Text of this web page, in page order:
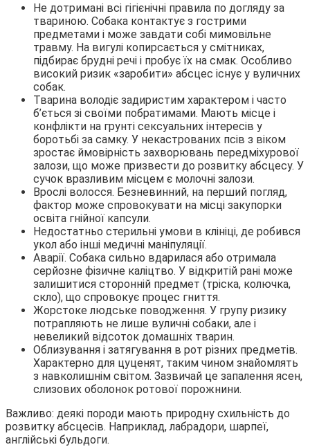
Не дотримані всі гігієнічні правила по догляду за
твариною. Собака контактує з гострими
предметами і може завдати собі мимовільне
травму. На вигулі копирсається у смітниках,
підбирає брудні речі і пробує їх на смак. Особливо
високий ризик «заробити» абсцес існує у вуличних
собак.
Тварина володіє задиристим характером і часто
б’ється зі своїми побратимами. Мають місце і
конфлікти на грунті сексуальних інтересів у
боротьбі за самку. У некастрованих псів з віком
зростає ймовірність захворювань передміхурової
залози, що може призвести до розвитку абсцесу. У
сучок вразливим місцем є молочні залози.
Врослі волосся. Безневинний, на перший погляд,
фактор може спровокувати на місці закупорки
освіта гнійної капсули.
Недостатньо стерильні умови в клініці, де робився
укол або інші медичні маніпуляції.
Аварії. Собака сильно вдарилася або отримала
серйозне фізичне каліцтво. У відкритій рані може
залишитися сторонній предмет (тріска, колючка,
скло), що спровокує процес гниття.
Жорстоке людське поводження. У групу ризику
потрапляють не лише вуличні собаки, але і
невеликий відсоток домашніх тварин.
Облизування і затягування в рот різних предметів.
Характерно для цуценят, таким чином знайомлять
з навколишнім світом. Зазвичай це запалення ясен,
слизових оболонок ротової порожнини.
Важливо: деякі породи мають природну схильність до
розвитку абсцесів. Наприклад, лабрадори, шарпеї,
англійські бульдоги.